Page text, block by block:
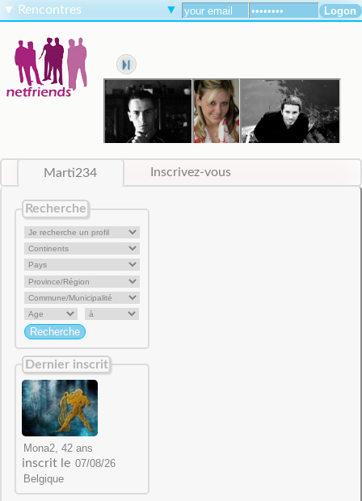
▼ Rencontres ▼
Marti234 Inscrivez-vous
Recherche
Dernier inscrit
inscrit le